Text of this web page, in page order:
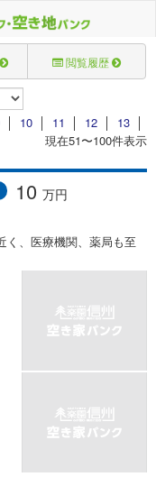
閲覧履歴
│ 10 │ 11 │ 12 │ 13 │
現在51〜100件表示
10 万円
く、医療機関、薬局も至